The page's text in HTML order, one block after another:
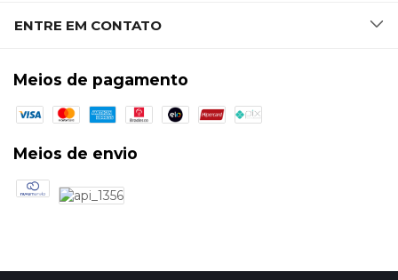
ENTRE EM CONTATO
Meios de pagamento
Meios de envio